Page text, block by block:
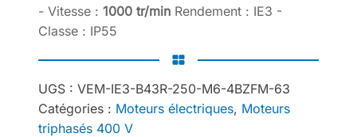
- Vitesse : 1000 tr/min Rendement : IE3 -
Classe : IP55
UGS : VEM-IE3-B43R-250-M6-4BZFM-63
Catégories : Moteurs électriques, Moteurs
triphasés 400 V